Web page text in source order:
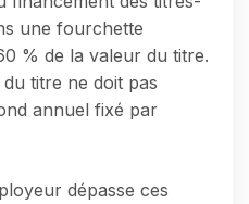
une fourchette
% de la valeur du titre.
titre ne doit pas
annuel fixé par
dépasse ces